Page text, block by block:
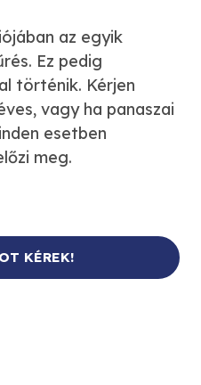
az egyik
Ez pedig
történik. Kérjen
vagy ha panaszai
esetben
meg.
KÉREK!